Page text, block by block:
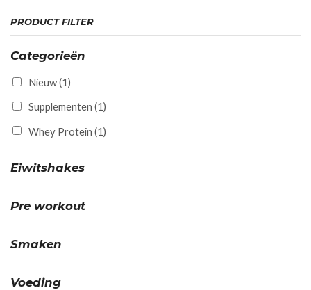
PRODUCT FILTER
Categorieën
Nieuw(1)
Supplementen (1)
Whey Protein (1)
Eiwitshakes
Pre workout
Smaken
Voeding